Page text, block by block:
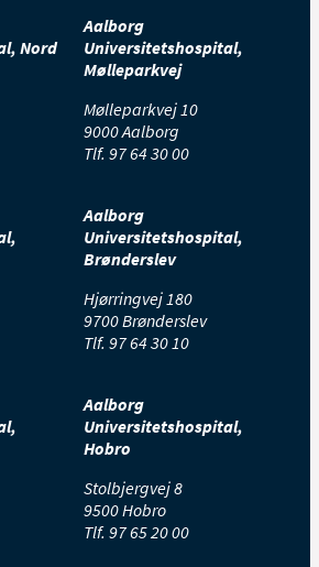
Nord
Aalborg
Universitetshospital,
Mølleparkvej
Mølleparkvej 10
9000 Aalborg
Tlf. 97 64 30 00
Aalborg
Universitetshospital,
Brønderslev
Hjørringvej 180
9700 Brønderslev
Tlf. 97 64 30 10
Aalborg
Universitetshospital,
Hobro
Stolbjergvej 8
9500 Hobro
Tlf. 97 65 20 00